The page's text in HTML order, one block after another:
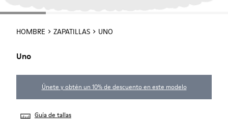
HOMBRE ZAPATILLAS UNO
Uno
Únete y obtén un 10% de descuento en este modelo
Guía de tallas